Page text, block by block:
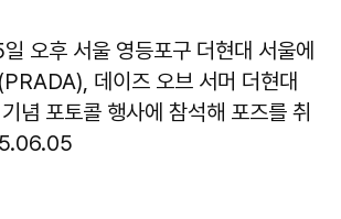
오후 서울 영등포구 더현대 서울에
데이즈 오브 서머 더현대
념 포토콜 행사에 참석해 포즈를 취